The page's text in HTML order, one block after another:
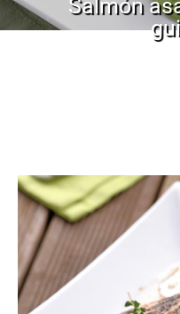
Salmón